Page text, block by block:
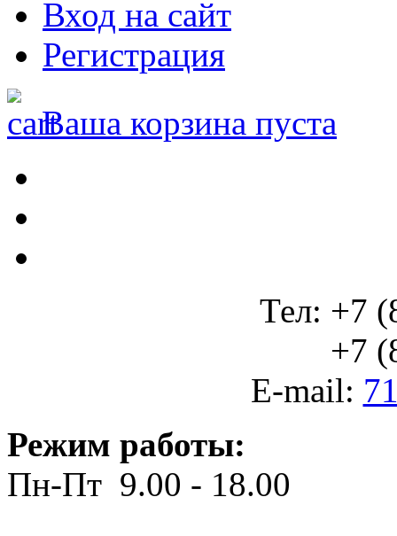
Вход на сайт
Регистрация
Ваша корзина пуста
Тел: +7
+7
E-mail:
Режим работы:
Пн-Пт 9.00 - 18.00